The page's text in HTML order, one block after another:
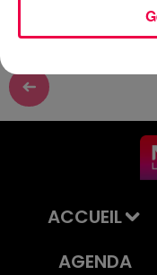
ACCUEIL
AGENDA